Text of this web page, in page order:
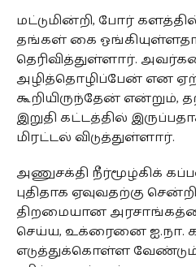
மட்டுமின்றி, போர்
தங்கள் கை
தெரிவித்துள்ளார்.
அழித்தொழிப்பேன் என
கூறியிருந்தேன்
இறுதி கட்டத்தில்
மிரட்டல் விடுத்துள்ளார்.
அணுசக்தி நீர்மூழ்கிக்
புதிதாக ஏவுவதற்கு
திறமையான
செய்ய, உக்ரைனை ஐ.நா.
எடுத்துக்கொள்ள